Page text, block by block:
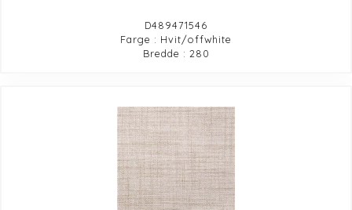
D489471546
Farge : Hvit/offwhite
Bredde : 280